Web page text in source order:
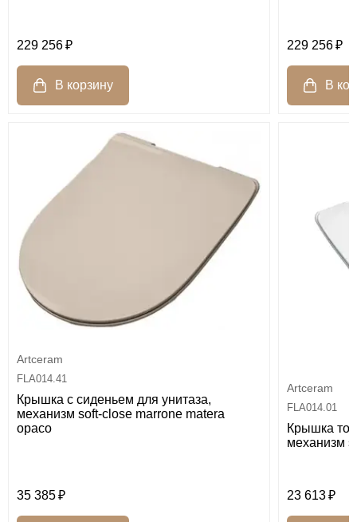
229 256 229 256
Artceram
FLA014.41
Крышка с сиденьем для унитаза,
механизм soft-close marrone matera
opaco
35 385
Artceram
FLA014.01
Крышка
механизм
23 613